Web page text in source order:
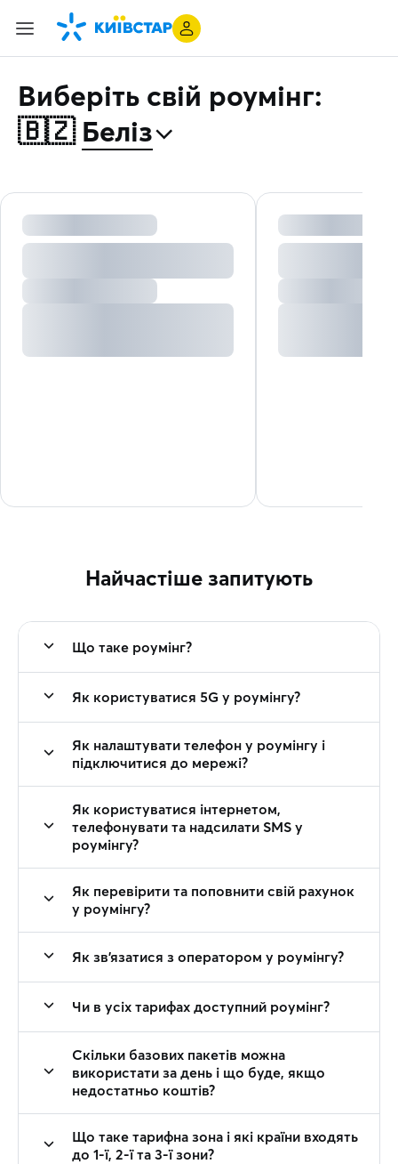
Виберіть свій роумінг:
🇧🇿 Беліз⌃
Найчастіше запитують
Що таке роумінг?
Як користуватися 5G у роумінгу?
Як налаштувати телефон у роумінгу і
підключитися до мережі?
Як користуватися інтернетом,
телефонувати та надсилати SMS у
роумінгу?
Як перевірити та поповнити свій рахунок
у роумінгу?
Як зв'язатися з оператором у роумінгу?
Чи в усіх тарифах доступний роумінг?
Скільки базових пакетів можна
використати за день і що буде, якщо
недостатньо коштів?
Що таке тарифна зона і які країни входять
до 1-ї, 2-ї та 3-ї зони?